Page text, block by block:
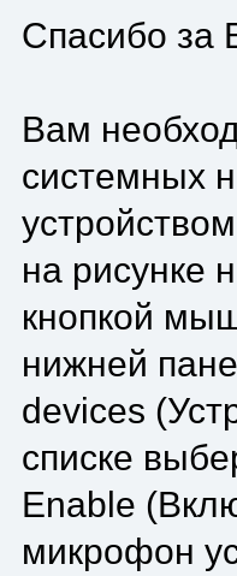
Спасибо за
Вам
системных
на рисунке
кнопкой
нижней
devices
списке
Enable
микрофон